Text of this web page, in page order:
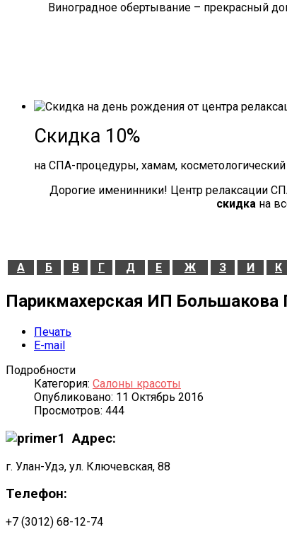
Виноградное обертывание – прекрасный
Скидка 10%
на СПА-процедуры, хамам,
Дорогие именинники! Центр релаксации
скидкана
А Б В Г Д Е Ж З И К
Парикмахерская ИП Большакова
Печать
E-mail
Подробности
Категория: Салоны красоты
Опубликовано: 11 Октябрь 2016
Просмотров: 444
Адрес:
г. Улан-Удэ, ул. Ключевская, 88
Телефон:
+7 (3012) 68-12-74